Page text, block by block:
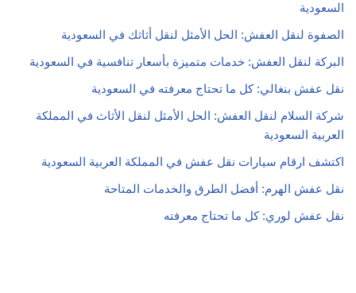
السعودية
الصفوة لنقل العفش: الحل الأمثل لنقل أثاثك في السعودية
البركة لنقل العفش: خدمات متميزة بأسعار تنافسية في السعودية
نقل عفش بنغالي: كل ما تحتاج معرفته في السعودية
شركة السلام لنقل العفش: الحل الأمثل لنقل الأثاث في المملكة
العربية السعودية
اكتشف ارقام سيارات نقل عفش في المملكة العربية السعودية
نقل عفش الهرم: أفضل الطرق والخدمات المتاحة
نقل عفش لوري: كل ما تحتاج معرفته